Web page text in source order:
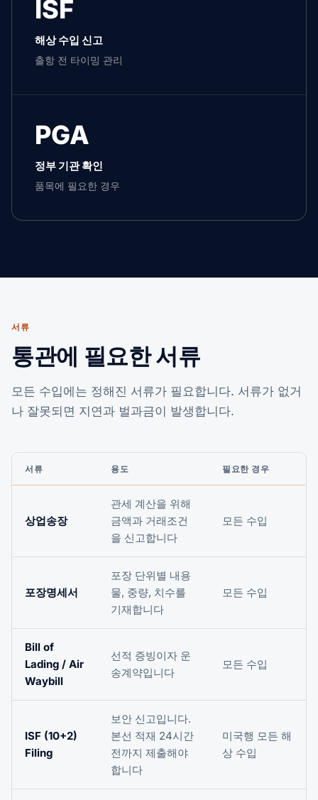
ISF
해상 수입 신고
출항 전 타이밍 관리
PGA
정부 기관 확인
품목에 필요한 경우
서류
통관에 필요한 서류
모든 수입에는 정해진 서류가 필요합니다. 서류가 없거
나 잘못되면 지연과 벌과금이 발생합니다.
서류 용도 필요한 경우
상업송장
관세 계산을 위해
금액과 거래조건
을 신고합니다
모든 수입
포장명세서
포장 단위별 내용
물, 중량, 치수를
기재합니다
모든 수입
Bill of
Lading / Air
Waybill
선적 증빙이자 운
송계약입니다
모든 수입
ISF (10+2)
Filing
보안 신고입니다.
본선 적재 24시간
전까지 제출해야
합니다
미국행 모든 해
상 수입